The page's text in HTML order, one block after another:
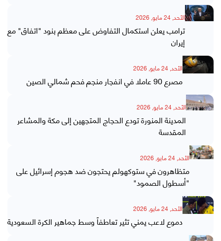
الأحد, 24 مايو, 2026
ترامب يعلن استكمال التفاوض على معظم بنود "اتفاق" مع
إيران
الأحد, 24 مايو, 2026
مصرع 90 عاملا في انفجار منجم فحم شمالي الصين
الأحد, 24 مايو, 2026
المدينة المنورة تودع الحجاج المتجهين إلى مكة والمشاعر
المقدسة
الأحد, 24 مايو, 2026
متظاهرون في ستوكهولم يحتجون ضد هجوم إسرائيل على
"أسطول الصمود"
الأحد, 24 مايو, 2026
دموع لاعب يمني تثير تعاطفاً وسط جماهير الكرة السعودية